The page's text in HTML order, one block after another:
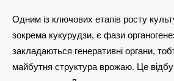
Одним із ключових етапів росту
зокрема кукурудзи, є фази
закладаються генеративні органи,
майбутня структура врожаю. Це